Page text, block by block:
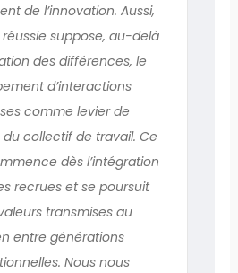
de l’innovation. Aussi,
suppose, au-delà
des différences, le
d’interactions
comme levier de
collectif de travail. Ce
dès l’intégration
recrues et se poursuit
transmises au
entre générations
Nous nous